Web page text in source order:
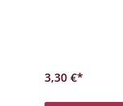
3,30 €*